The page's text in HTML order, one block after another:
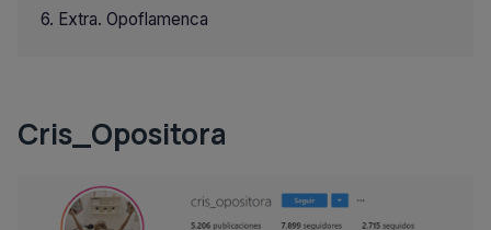
Extra. Opoflamenca
Cris_Opositora